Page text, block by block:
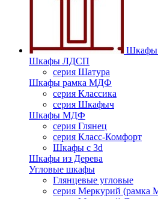
Шкафы
Шкафы ЛДСП
серия Шатура
Шкафы рамка МДФ
серия Классика
серия Шкафыч
Шкафы МДФ
серия Глянец
серия Класс-Комфорт
Шкафы с 3d
Шкафы из Дерева
Угловые шкафы
Глянцевые угловые
серия Меркурий